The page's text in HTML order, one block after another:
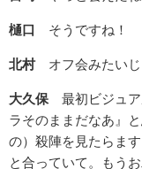
樋口 そうですね！
北村オフ会みたいじ
大久保 最初ビジュア
ラそのままだなあ』
の）殺陣を見たらま
と合っていて。もう